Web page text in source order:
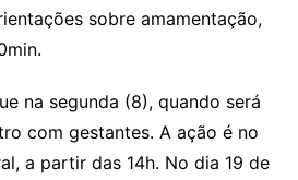
sobre amamentação,
na segunda (8), quando será
com gestantes. A ação é no
a partir das 14h. No dia 19 de